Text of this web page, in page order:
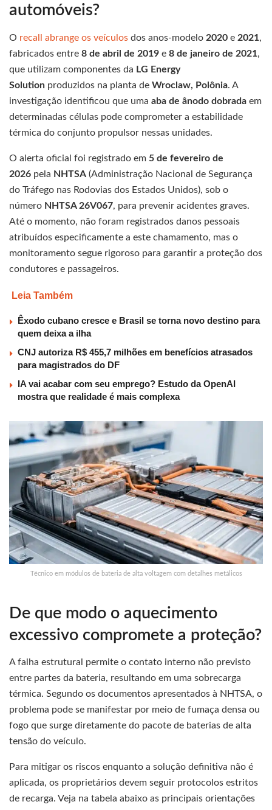
automóveis?
O recall abrange os veículos dos anos-modelo 2020 e 2021,
fabricados entre 8 de abril de 2019 e 8 de janeiro de 2021,
que utilizam componentes da LG Energy
Solution produzidos na planta de Wroclaw, Polônia. A
investigação identificou que uma aba de ânodo dobrada em
determinadas células pode comprometer a estabilidade
térmica do conjunto propulsor nessas unidades.
O alerta oficial foi registrado em 5 de fevereiro de
2026 pela NHTSA (Administração Nacional de Segurança
do Tráfego nas Rodovias dos Estados Unidos), sob o
número NHTSA 26V067, para prevenir acidentes graves.
Até o momento, não foram registrados danos pessoais
atribuídos especificamente a este chamamento, mas o
monitoramento segue rigoroso para garantir a proteção dos
condutores e passageiros.
Leia Também
Êxodo cubano cresce e Brasil se torna novo destino para
quem deixa a ilha
CNJ autoriza R$ 455,7 milhões em benefícios atrasados
para magistrados do DF
IA vai acabar com seu emprego? Estudo da OpenAI
mostra que realidade é mais complexa
Técnico em módulos de bateria de alta voltagem com detalhes metálicos
De que modo o aquecimento
excessivo compromete a proteção?
A falha estrutural permite o contato interno não previsto
entre partes da bateria, resultando em uma sobrecarga
térmica. Segundo os documentos apresentados à NHTSA, o
problema pode se manifestar por meio de fumaça densa ou
fogo que surge diretamente do pacote de baterias de alta
tensão do veículo.
Para mitigar os riscos enquanto a solução definitiva não é
aplicada, os proprietários devem seguir protocolos estritos
de recarga. Veja na tabela abaixo as principais orientações